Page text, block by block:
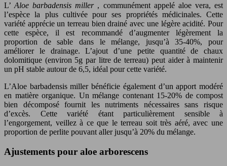
L’Aloe barbadensis miller , communément appelé aloe vera, est
l’espèce la plus cultivée pour ses propriétés médicinales. Cette
variété apprécie un terreau bien drainé avec une légère acidité. Pour
cette espèce, il est recommandé d’augmenter légèrement la
proportion de sable dans le mélange, jusqu’à 35-40%, pour
améliorer le drainage. L’ajout d’une petite quantité de chaux
dolomitique (environ 5g par litre de terreau) peut aider à maintenir
un pH stable autour de 6,5, idéal pour cette variété.
L’Aloe barbadensis miller bénéficie également d’un apport modéré
en matière organique. Un mélange contenant 15-20% de compost
bien décomposé fournit les nutriments nécessaires sans risque
d’excès. Cette variété étant particulièrement sensible à
l’engorgement, veillez à ce que le terreau soit très aéré, avec une
proportion de perlite pouvant aller jusqu’à 20% du mélange.
Ajustements pour aloe arborescens